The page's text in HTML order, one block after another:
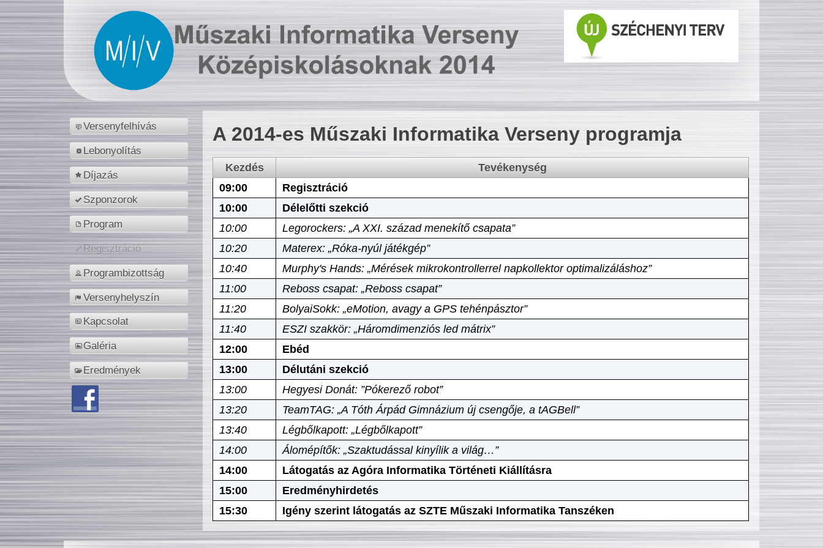
Versenyfelhívás
Lebonyolítás
Díjazás
Szponzorok
Program
Regisztráció
Programbizottság
Versenyhelyszín
Kapcsolat
Galéria
Eredmények
A 2014-es Műszaki Informatika Verseny programja
Kezdés
Tevékenység
09:00
Regisztráció
10:00
Délelőtti szekció
10:00
Legorockers: „A XXI. század menekítő csapata”
10:20
Materex: „Róka-nyúl játékgép”
10:40
Murphy's Hands: „Mérések mikrokontrollerrel napkollektor optimalizáláshoz”
11:00
Reboss csapat: „Reboss csapat”
11:20
BolyaiSokk: „eMotion, avagy a GPS tehénpásztor”
11:40
ESZI szakkör: „Háromdimenziós led mátrix”
12:00
Ebéd
13:00
Délutáni szekció
13:00
Hegyesi Donát: ”Pókerező robot”
13:20
TeamTAG: „A Tóth Árpád Gimnázium új csengője, a tAGBell”
13:40
Légbőlkapott: „Légbőlkapott”
14:00
Álomépítők: „Szaktudással kinyílik a világ…”
14:00
Látogatás az Agóra Informatika Történeti Kiállításra
15:00
Eredményhirdetés
15:30
Igény szerint látogatás az SZTE Műszaki Informatika Tanszéken